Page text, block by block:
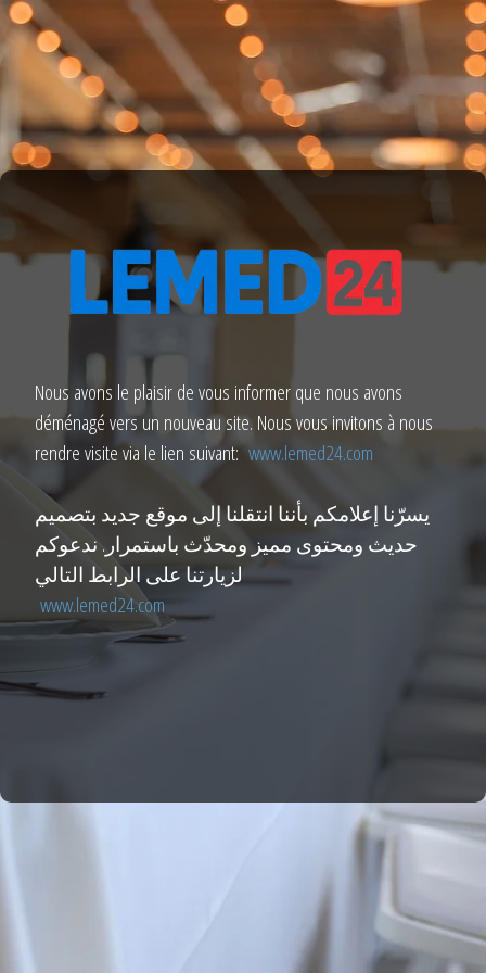
Nous avons le plaisir de vous informer que nous avons
déménagé vers un nouveau site. Nous vous invitons à nous
rendre visite via le lien suivant:www.lemed24.com
يسرّنا إعلامكم بأننا انتقلنا إلى موقع جديد بتصميم
حديث ومحتوى مميز ومحدّث باستمرار. ندعوكم
لزيارتنا على الرابط التالي
www.lemed24.com